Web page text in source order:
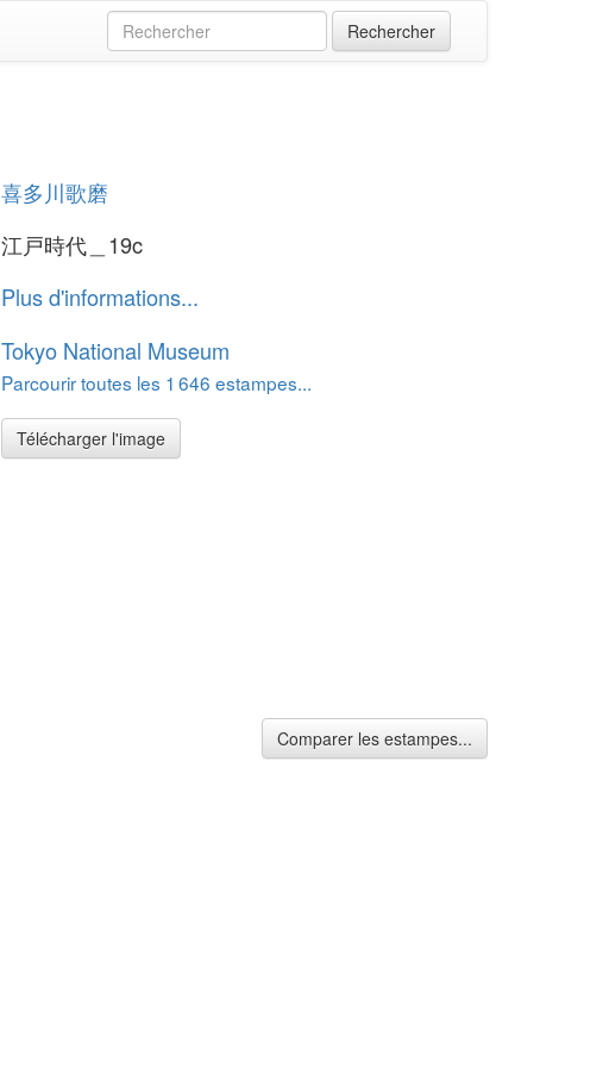
喜多川歌磨
江戸時代＿19c
Plus d'informations...
Tokyo National Museum
Parcourir toutes les 1 646 estampes...
Télécharger l'image
Comparer les estampes...